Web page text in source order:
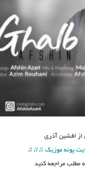
افشین آذری
پونه موزیک ♫♫♫
مطلب مراجعه کنید